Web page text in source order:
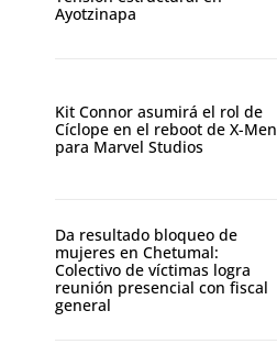
Ayotzinapa
Kit Connor asumirá el rol de
Cíclope en el reboot de X-Men
para Marvel Studios
Da resultado bloqueo de
mujeres en Chetumal:
Colectivo de víctimas logra
reunión presencial con fiscal
general